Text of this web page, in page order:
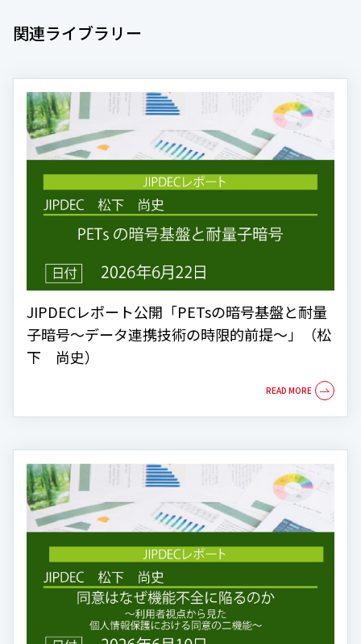
関連ライブラリー
JIPDECレポート公開「PETsの暗号基盤と耐量
子暗号～データ連携技術の時限的前提～」（松
下 尚史）